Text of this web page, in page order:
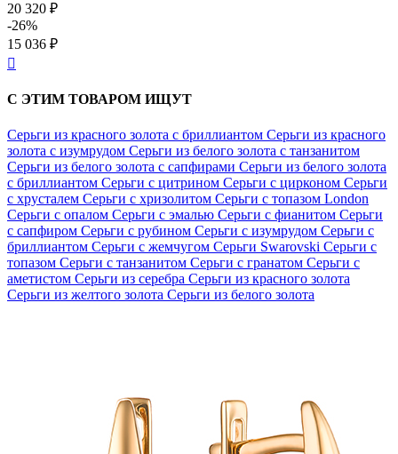
20 320 ₽
-26%
15 036 ₽

С ЭТИМ ТОВАРОМ ИЩУТ
Серьги из красного золота с бриллиантом Серьги из красного
золота с изумрудом Серьги из белого золота с танзанитом
Серьги из белого золота с сапфирами Серьги из белого золота
с бриллиантом Серьги с цитрином Серьги с цирконом Серьги
с хрусталем Серьги с хризолитом Серьги с топазом London
Серьги с опалом Серьги с эмалью Серьги с фианитом Серьги
с сапфиром Серьги с рубином Серьги с изумрудом Серьги с
бриллиантом Серьги с жемчугом Серьги Swarovski Серьги с
топазом Серьги с танзанитом Серьги с гранатом Серьги с
аметистом Серьги из серебра Серьги из красного золота
Серьги из желтого золота Серьги из белого золота